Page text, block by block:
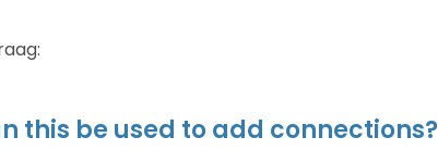
this be used to add connections?